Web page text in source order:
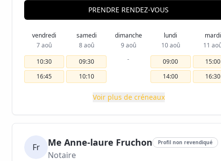
PRENDRE RENDEZ-VOUS
vendredi
7 aoû
10:30
16:45
samedi
8 aoû
09:30
10:10
dimanche
9 aoû
-
lundi
10 aoû
09:00
14:00
mardi
11
15:00
16:30
Voir plus de créneaux
Fr Me Anne-laure Fruchon Profil non revendiqué
Notaire